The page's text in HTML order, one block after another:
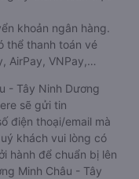
khoản ngân hàng.
thể thanh toán vé
AirPay, VNPay,…
- Tây Ninh Dương
sẽ gửi tin
điện thoại/email mà
khách vui lòng có
hành để chuẩn bị lên
Minh Châu - Tây